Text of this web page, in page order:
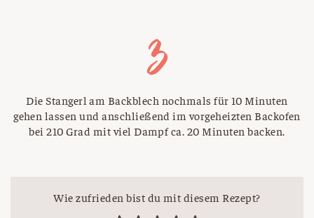
Die Stangerl am Backblech nochmals für 10 Minuten
gehen lassen und anschließend im vorgeheizten Backofen
bei 210 Grad mit viel Dampf ca. 20 Minuten backen.
Wie zufrieden bist du mit diesem Rezept?